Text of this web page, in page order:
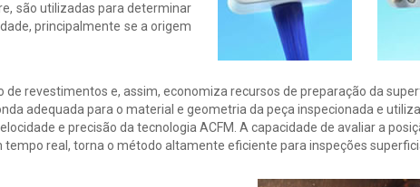
são utilizadas para determinar
principalmente se a origem
revestimentos e, assim, economiza recursos de preparação da
adequada para o material e geometria da peça inspecionada e
e precisão da tecnologia ACFM. A capacidade de avaliar a
real, torna o método altamente eficiente para inspeções